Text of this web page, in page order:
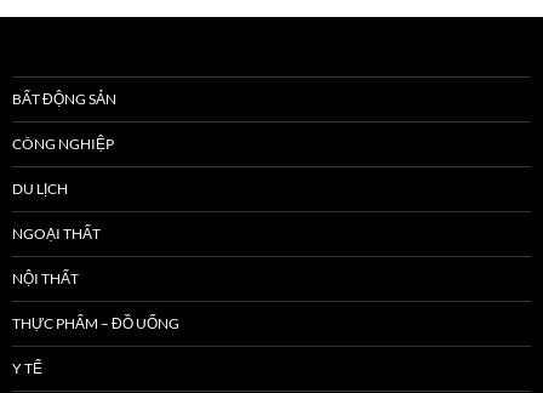
BẤT ĐỘNG SẢN
CÔNG NGHIỆP
DU LỊCH
NGOẠI THẤT
NỘI THẤT
THỰC PHẨM – ĐỒ UỐNG
Y TẾ